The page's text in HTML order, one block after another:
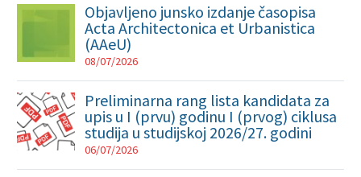
Objavljeno junsko izdanje časopisa
Acta Architectonica et Urbanistica
(AAeU)
08/07/2026
Preliminarna rang lista kandidata za
upis u I (prvu) godinu I (prvog) ciklusa
studija u studijskoj 2026/27. godini
06/07/2026